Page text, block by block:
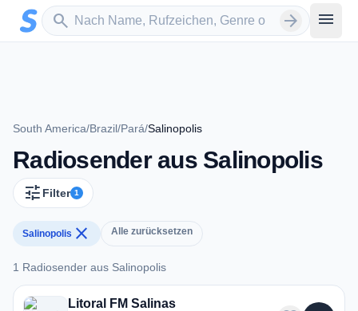
Zum Hauptinhalt springen
search
Sender suchen arrow_forward menu
South America/Brazil/Pará/Salinopolis
Radiosender aus Salinopolis
tune Filter 1
Salinopolis close Alle zurücksetzen
1 Radiosender aus Salinopolis
1 Radiosender aus Salinopolis
Litoral FM Salinas